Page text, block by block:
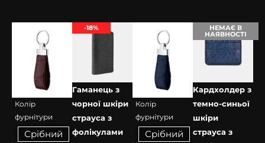
Колір
фурнітури
Срібний
-18%
Гаманець з
чорної шкіри
страуса з
фолікулами
Колір
фурнітури
Срібний
НЕМАЄ В
НАЯВНОСТІ
Кардхолдер з
темно-синьої
шкіри
страуса з